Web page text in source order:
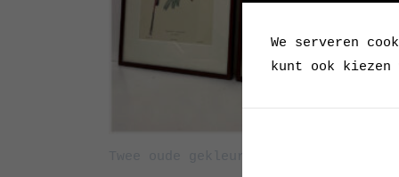
We serveren
kunt ook